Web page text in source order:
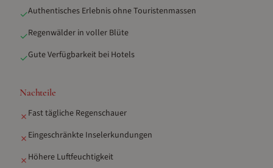
✓Authentisches Erlebnis ohne Touristenmassen
✓Regenwälder in voller Blüte
✓Gute Verfügbarkeit bei Hotels
Nachteile
✗ Fast tägliche Regenschauer
✗ Eingeschränkte Inselerkundungen
✗ Höhere Luftfeuchtigkeit